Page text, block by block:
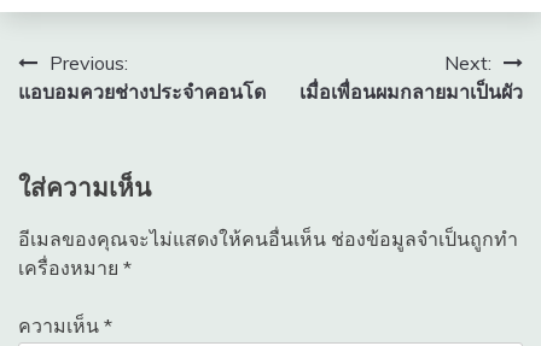
แนะแนว
เรื่อง
Previous:
แอบอมควยช่างประจำคอนโด
Next:
เมื่อเพื่อนผมกลายมาเป็นผัว
ใส่ความเห็น
อีเมลของคุณจะไม่แสดงให้คนอื่นเห็น ช่องข้อมูลจำเป็นถูกทำ
เครื่องหมาย *
ความเห็น *